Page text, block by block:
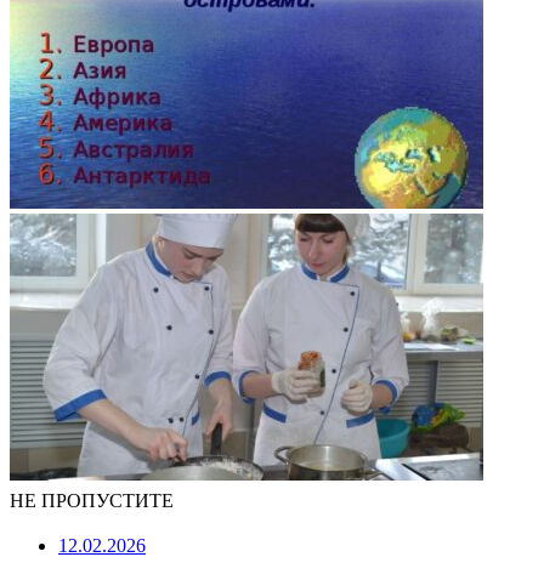
НЕ ПРОПУСТИТЕ
12.02.2026